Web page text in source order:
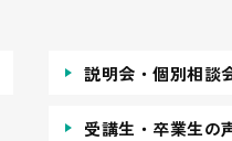
説明会・個別相談
受講生・卒業生の